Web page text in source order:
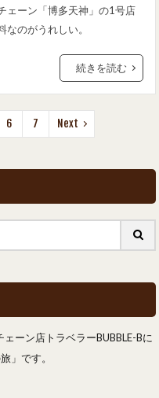
ェーン「博多天神」の1号店
のがうれしい。
続きを読む
6 7 Next
ーン店トラベラーBUBBLE-Bに
」です。